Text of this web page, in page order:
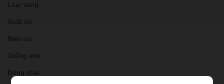
Loại vang:
Xuất xứ:
Niên vụ:
Giống nho:
Đóng chai: